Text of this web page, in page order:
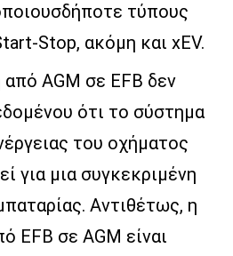
τύπους
Stop, ακόμη και xEV.
AGM σε EFB δεν
ότι το σύστημα
του οχήματος
για μια συγκεκριμένη
Αντιθέτως, η
EFB σε AGM είναι